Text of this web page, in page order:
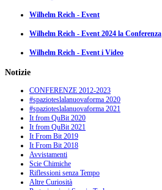
Wilhelm Reich - Event
Wilhelm Reich - Event 2024 la Conferenza
Wilhelm Reich - Event i Video
Notizie
CONFERENZE 2012-2023
#spazioteslalanuovaforma 2020
#spazioteslalanuovaforma 2021
It from QuBit 2020
It from QuBit 2021
It From Bit 2019
It From Bit 2018
Avvistamenti
Scie Chimiche
Riflessioni senza Tempo
Altre Curiosità